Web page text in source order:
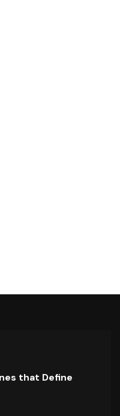
that Define